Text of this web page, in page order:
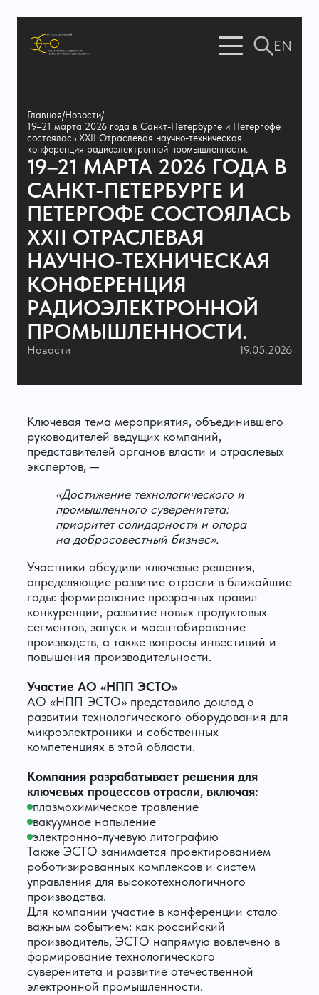
EN
Главная/Новости/
19–21 марта 2026 года в Санкт-Петербурге и Петергофе
состоялась XXII Отраслевая научно-техническая
конференция радиоэлектронной промышленности.
19–21 МАРТА 2026 ГОДА В
САНКТ-ПЕТЕРБУРГЕ И
ПЕТЕРГОФЕ СОСТОЯЛАСЬ
XXII ОТРАСЛЕВАЯ
НАУЧНО-ТЕХНИЧЕСКАЯ
КОНФЕРЕНЦИЯ
РАДИОЭЛЕКТРОННОЙ
ПРОМЫШЛЕННОСТИ.
Новости 19.05.2026
Ключевая тема мероприятия, объединившего
руководителей ведущих компаний,
представителей органов власти и отраслевых
экспертов, —
«Достижение технологического и
промышленного суверенитета:
приоритет солидарности и опора
на добросовестный бизнес».
Участники обсудили ключевые решения,
определяющие развитие отрасли в ближайшие
годы: формирование прозрачных правил
конкуренции, развитие новых продуктовых
сегментов, запуск и масштабирование
производств, а также вопросы инвестиций и
повышения производительности.
Участие АО «НПП ЭСТО»
АО «НПП ЭСТО» представило доклад о
развитии технологического оборудования для
микроэлектроники и собственных
компетенциях в этой области.
Компания разрабатывает решения для
ключевых процессов отрасли, включая:
плазмохимическое травление
вакуумное напыление
электронно-лучевую литографию
Также ЭСТО занимается проектированием
роботизированных комплексов и систем
управления для высокотехнологичного
производства.
Для компании участие в конференции стало
важным событием: как российский
производитель, ЭСТО напрямую вовлечено в
формирование технологического
суверенитета и развитие отечественной
электронной промышленности.